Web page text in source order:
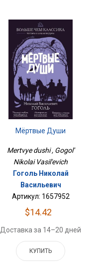
Мёртвые Души
Mertvye dushi , Gogol'
Nikolai Vasil'evich
Гоголь Николай
Васильевич
Артикул: 1657952
$14.42
Доставка за 14–20 дней
КУПИТЬ